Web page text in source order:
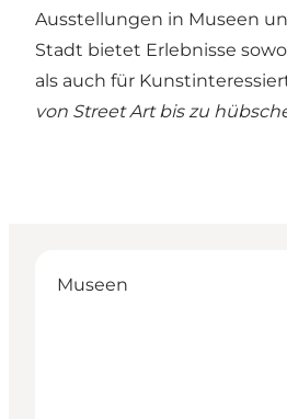
Ausstellungen in Museen
Stadt bietet Erlebnisse
als auch für
von Street Art bis zu
Museen